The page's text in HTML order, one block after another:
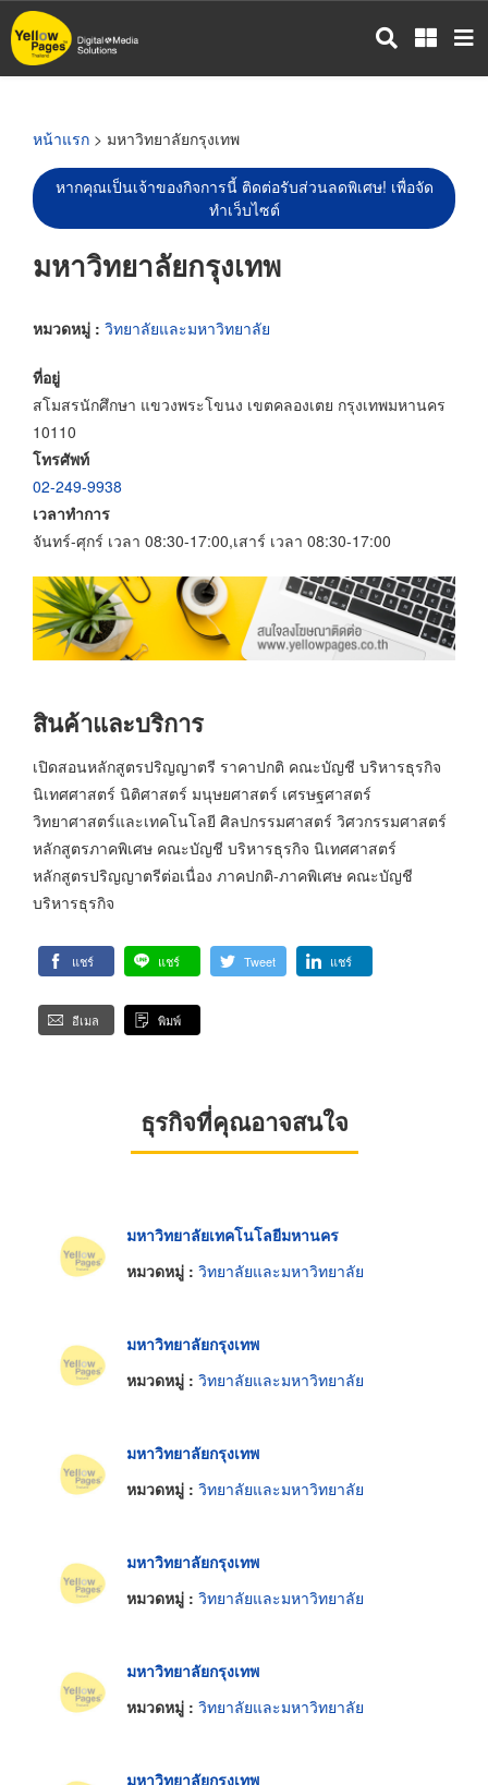
ข้าม
ไป
หน้าแรก > มหาวิทยาลัยกรุงเทพ
หากคุณเป็นเจ้าของกิจการนี้ ติดต่อรับส่วนลดพิเศษ! เพื่อจัด
ทำเว็บไซต์
มหาวิทยาลัยกรุงเทพ
หมวดหมู่ : วิทยาลัยและมหาวิทยาลัย
ที่อยู่
สโมสรนักศึกษา แขวงพระโขนง เขตคลองเตย กรุงเทพมหานคร
10110
โทรศัพท์
02-249-9938
เวลาทำการ
จันทร์-ศุกร์ เวลา 08:30-17:00,เสาร์ เวลา 08:30-17:00
สินค้าและบริการ
เปิดสอนหลักสูตรปริญญาตรี ราคาปกติ คณะบัญชี บริหารธุรกิจ
นิเทศศาสตร์ นิติศาสตร์ มนุษยศาสตร์ เศรษฐศาสตร์
วิทยาศาสตร์และเทคโนโลยี ศิลปกรรมศาสตร์ วิศวกรรมศาสตร์
หลักสูตรภาคพิเศษ คณะบัญชี บริหารธุรกิจ นิเทศศาสตร์
หลักสูตรปริญญาตรีต่อเนื่อง ภาคปกติ-ภาคพิเศษ คณะบัญชี
บริหารธุรกิจ
แชร์ แชร์ Tweet แชร์
อีเมล พิมพ์
ธุรกิจที่คุณอาจสนใจ
มหาวิทยาลัยเทคโนโลยีมหานคร
หมวดหมู่ : วิทยาลัยและมหาวิทยาลัย
มหาวิทยาลัยกรุงเทพ
หมวดหมู่ : วิทยาลัยและมหาวิทยาลัย
มหาวิทยาลัยกรุงเทพ
หมวดหมู่ : วิทยาลัยและมหาวิทยาลัย
มหาวิทยาลัยกรุงเทพ
หมวดหมู่ : วิทยาลัยและมหาวิทยาลัย
มหาวิทยาลัยกรุงเทพ
หมวดหมู่ : วิทยาลัยและมหาวิทยาลัย
มหาวิทยาลัยกรุงเทพ